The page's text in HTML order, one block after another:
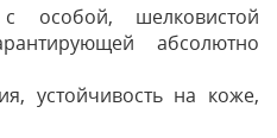
особой, шелковистой
абсолютно
устойчивость на коже,